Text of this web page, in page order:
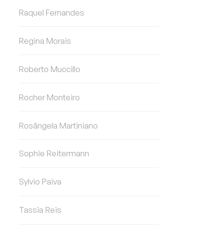
Raquel Fernandes
Regina Morais
Roberto Muccillo
Rocher Monteiro
Rosângela Martiniano
Sophie Reitermann
Sylvio Paiva
Tassia Reis